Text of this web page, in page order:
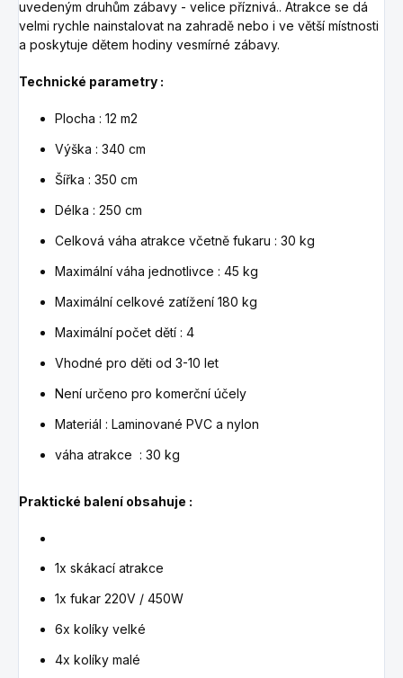
uvedeným druhům zábavy - velice příznivá.. Atrakce se dá
velmi rychle nainstalovat na zahradě nebo i ve větší místnosti
a poskytuje dětem hodiny vesmírné zábavy.
Technické parametry :
Plocha : 12 m2
Výška : 340 cm
Šířka : 350 cm
Délka : 250 cm
Celková váha atrakce včetně fukaru : 30 kg
Maximální váha jednotlivce : 45 kg
Maximální celkové zatížení 180 kg
Maximální počet dětí : 4
Vhodné pro děti od 3-10 let
Není určeno pro komerční účely
Materiál : Laminované PVC a nylon
váha atrakce : 30 kg
Praktické balení obsahuje :
1x skákací atrakce
1x fukar 220V / 450W
6x kolíky velké
4x kolíky malé